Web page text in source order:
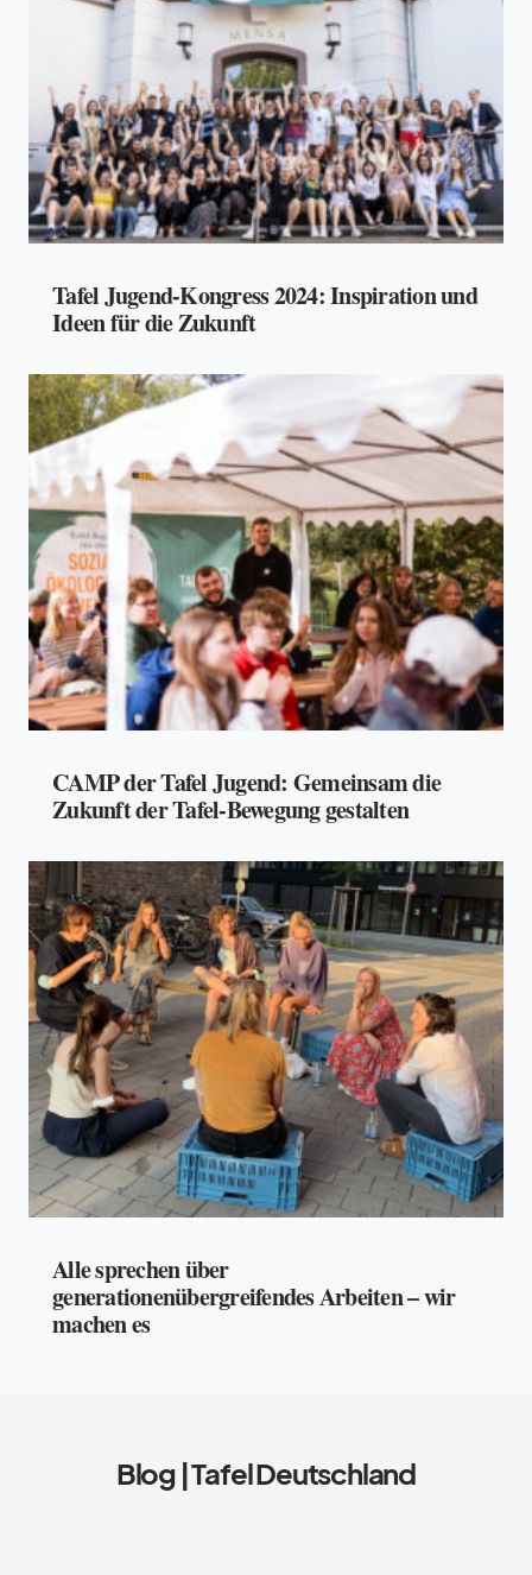
Tafel Jugend-Kongress 2024: Inspiration und
Ideen für die Zukunft
CAMP der Tafel Jugend: Gemeinsam die
Zukunft der Tafel-Bewegung gestalten
Alle sprechen über
generationenübergreifendes Arbeiten – wir
machen es
Blog | Tafel Deutschland